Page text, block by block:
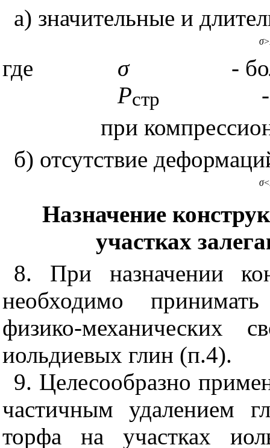
а) значительные и
σ>
где σ -
Pстр
-
при
б) отсутствие
σ<
Назначение
участках
8. При назначении
необходимо
физико-механических
иольдиевых глин (п.4).
9. Целесообразно
частичным удалением
торфа на участках